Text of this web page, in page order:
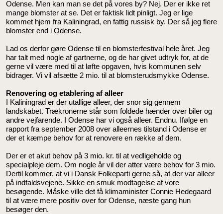
Odense. Men kan man se det på vores by? Nej. Der er ikke ret
mange blomster at se. Det er faktisk lidt pinligt. Jeg er lige
kommet hjem fra Kaliningrad, en fattig russisk by. Der så jeg flere
blomster end i Odense.
Lad os derfor gøre Odense til en blomsterfestival hele året. Jeg
har talt med nogle af gartnerne, og de har givet udtryk for, at de
gerne vil være med til at løfte opgaven, hvis kommunen selv
bidrager. Vi vil afsætte 2 mio. til at blomsterudsmykke Odense.
Renovering og etablering af alleer
I Kaliningrad er der utallige alleer, der snor sig gennem
landskabet. Trækronerne står som foldede hænder over biler og
andre vejfarende. I Odense har vi også alleer. Endnu. Ifølge en
rapport fra september 2008 over alleernes tilstand i Odense er
der et kæmpe behov for at renovere en række af dem.
Der er et akut behov på 3 mio. kr. til at vedligeholde og
specialpleje dem. Om nogle år vil der atter være behov for 3 mio.
Dertil kommer, at vi i Dansk Folkeparti gerne så, at der var alleer
på indfaldsvejene. Sikke en smuk modtagelse af vore
besøgende. Måske ville det få klimaminister Connie Hedegaard
til at være mere positiv over for Odense, næste gang hun
besøger den.